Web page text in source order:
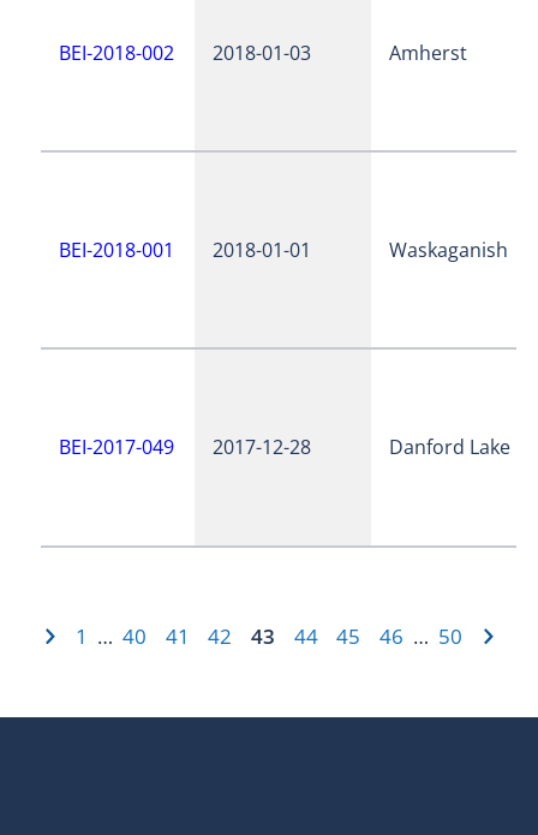
BEI-2018-002 2018-01-03 Amherst
BEI-2018-001 2018-01-01 Waskaganish
BEI-2017-049 2017-12-28 Danford Lake
1 … 40 41 42 43 44 45 46 … 50